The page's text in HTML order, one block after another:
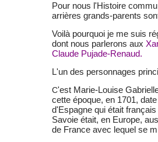
Pour nous l'Histoire
arrières grands-parents
Voilà pourquoi je me suis
dont nous parlerons aux
Claude Pujade-Renaud.
L'un des personnages
C'est Marie-Louise
cette époque, en 1701,
d'Espagne qui était
Savoie était, en Europe,
de France avec lequel se